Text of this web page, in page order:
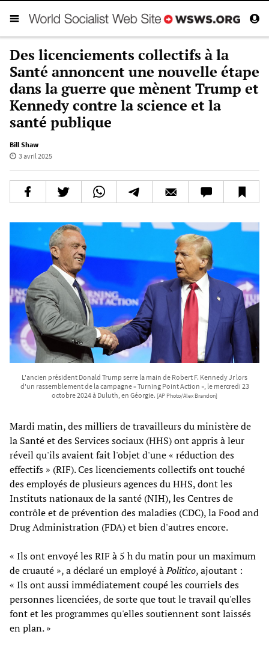
Des licenciements collectifs à la
Santé annoncent une nouvelle étape
dans la guerre que mènent Trump et
Kennedy contre la science et la
santé publique
Bill Shaw
3 avril 2025
L'ancien président Donald Trump serre la main de Robert F. Kennedy Jr lors
d'un rassemblement de la campagne « Turning Point Action », le mercredi 23
octobre 2024 à Duluth, en Géorgie. [AP Photo/Alex Brandon]
Mardi matin, des milliers de travailleurs du ministère de
la Santé et des Services sociaux (HHS) ont appris à leur
réveil qu'ils avaient fait l'objet d'une « réduction des
effectifs » (RIF). Ces licenciements collectifs ont touché
des employés de plusieurs agences du HHS, dont les
Instituts nationaux de la santé (NIH), les Centres de
contrôle et de prévention des maladies (CDC), la Food and
Drug Administration (FDA) et bien d'autres encore.
« Ils ont envoyé les RIF à 5 h du matin pour un maximum
de cruauté », a déclaré un employé àPolitico, ajoutant :
« Ils ont aussi immédiatement coupé les courriels des
personnes licenciées, de sorte que tout le travail qu'elles
font et les programmes qu'elles soutiennent sont laissés
en plan. »